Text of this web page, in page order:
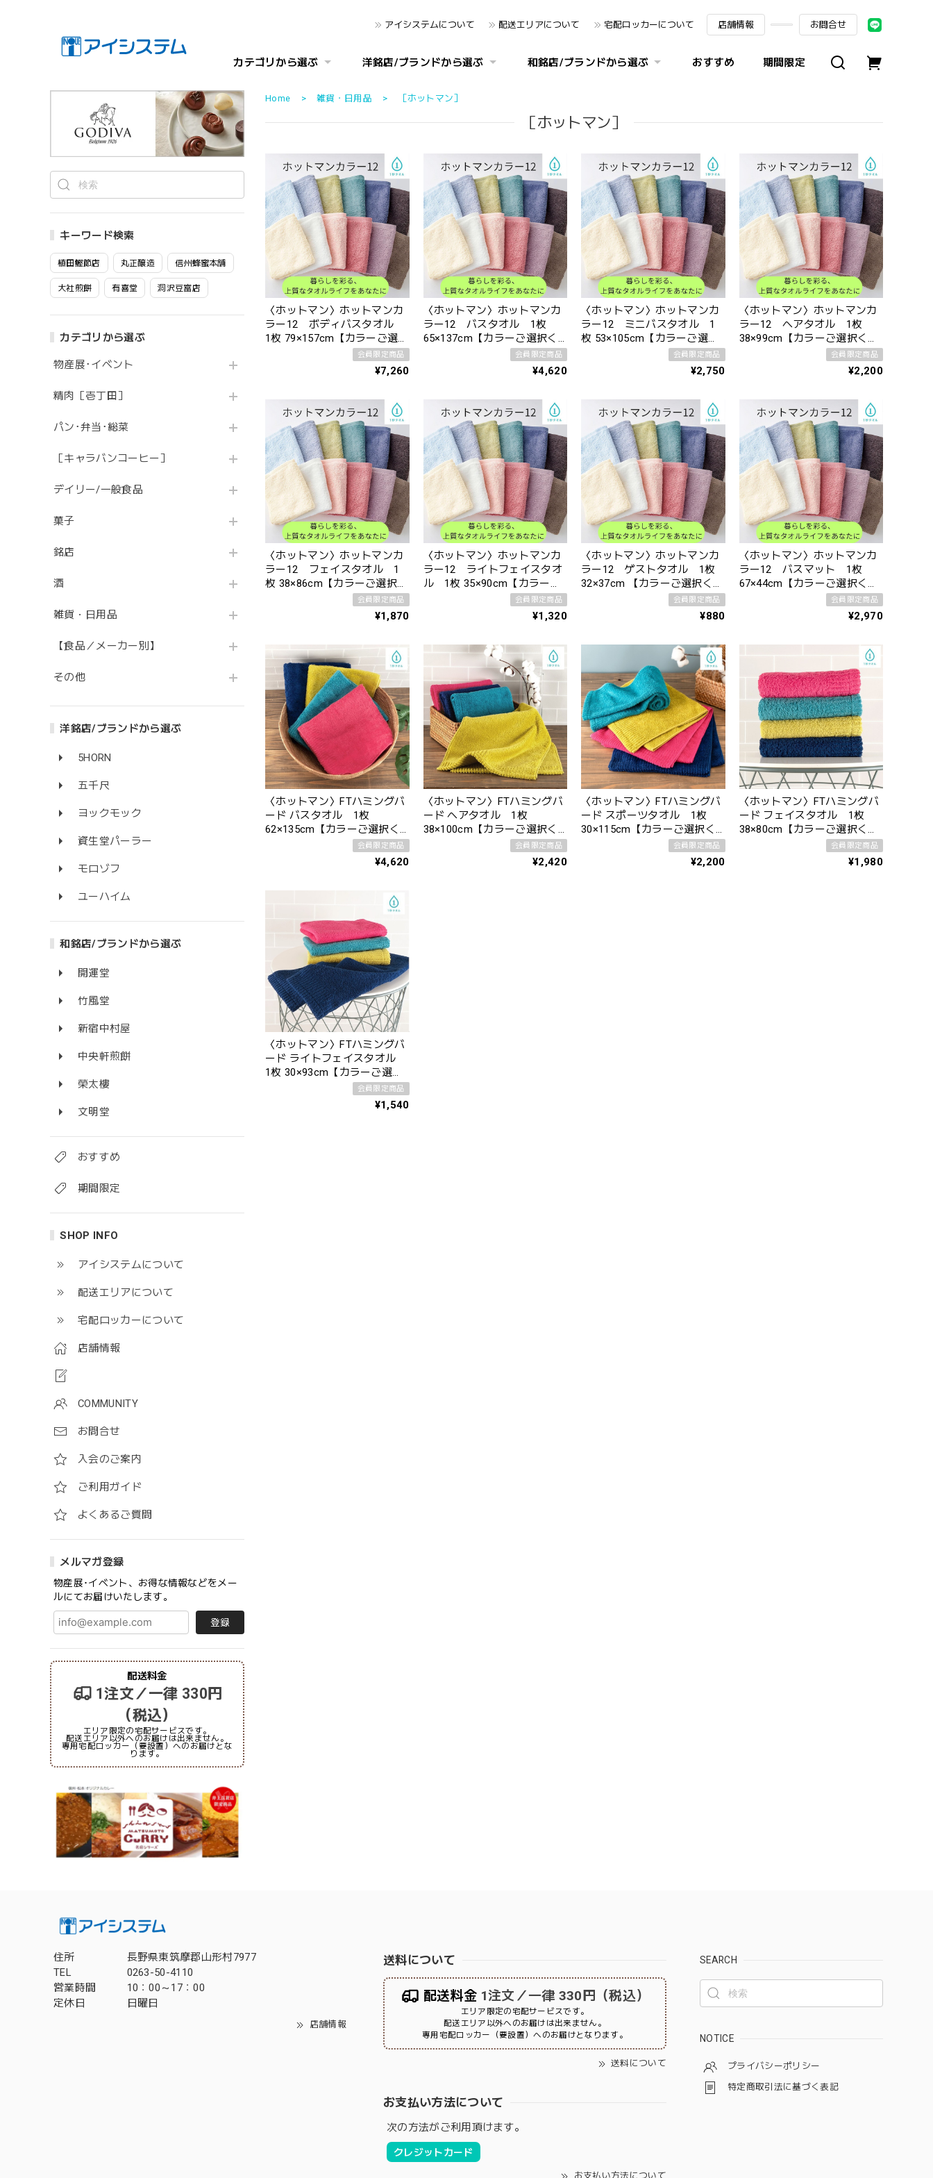
アイシステムについて 配送エリアについて 宅配ロッカーについて 店舗情報 お問合せ
カテゴリから選ぶ 洋銘店/ブランドから選ぶ 和銘店/ブランドから選ぶ おすすめ 期間限定
キーワード検索
植田鰹節店 丸正醸造 信州蜂蜜本舗
大社煎餅 有喜堂 洞沢豆富店
カテゴリから選ぶ
物産展･イベント
精肉［壱丁田］
パン･弁当･総菜
［キャラバンコーヒー］
デイリー/一般食品
菓子
銘店
酒
雑貨・日用品
【食品／メーカー別】
その他
洋銘店/ブランドから選ぶ
5HORN
五千尺
ヨックモック
資生堂パーラー
モロゾフ
ユーハイム
和銘店/ブランドから選ぶ
開運堂
竹風堂
新宿中村屋
中央軒煎餅
榮太樓
文明堂
おすすめ
期間限定
SHOP INFO
アイシステムについて
配送エリアについて
宅配ロッカーについて
店舗情報
COMMUNITY
お問合せ
入会のご案内
ご利用ガイド
よくあるご質問
メルマガ登録
物産展･イベント、お得な情報などをメー
ルにてお届けいたします。
登録
配送料金
1注文／一律 330円
（税込）
エリア限定の宅配サービスです。
配送エリア以外へのお届けは出来ません。
専用宅配ロッカー（要設置）へのお届けとな
ります。
Home 雑貨・日用品 ［ホットマン］
［ホットマン］
〈ホットマン〉ホットマンカ
ラー12 ボディバスタオル
1枚 79×157cm【カラーご選択
会員限定商品
¥7,260
〈ホットマン〉ホットマンカ
ラー12 バスタオル 1枚
65×137cm【カラーご選択く
会員限定商品
¥4,620
〈ホットマン〉ホットマンカ
ラー12 ミニバスタオル 1
枚 53×105cm【カラーご選択
会員限定商品
¥2,750
〈ホットマン〉ホットマンカ
ラー12 ヘアタオル 1枚
38×99cm【カラーご選択くだ
会員限定商品
¥2,200
〈ホットマン〉ホットマンカ
ラー12 フェイスタオル 1
枚 38×86cm【カラーご選択く
会員限定商品
¥1,870
〈ホットマン〉ホットマンカ
ラー12 ライトフェイスタオ
ル 1枚 35×90cm【カラーご
会員限定商品
¥1,320
〈ホットマン〉ホットマンカ
ラー12 ゲストタオル 1枚
32×37cm 【カラーご選択くだ
会員限定商品
¥880
〈ホットマン〉ホットマンカ
ラー12 バスマット 1枚
67×44cm【カラーご選択くだ
会員限定商品
¥2,970
〈ホットマン〉FTハミングバ
ード バスタオル 1枚
62×135cm【カラーご選択く
会員限定商品
¥4,620
〈ホットマン〉FTハミングバ
ード ヘアタオル 1枚
38×100cm【カラーご選択く
会員限定商品
¥2,420
〈ホットマン〉FTハミングバ
ード スポーツタオル 1枚
30×115cm【カラーご選択く
会員限定商品
¥2,200
〈ホットマン〉FTハミングバ
ード フェイスタオル 1枚
38×80cm【カラーご選択くだ
会員限定商品
¥1,980
〈ホットマン〉FTハミングバ
ード ライトフェイスタオル
1枚 30×93cm【カラーご選択
会員限定商品
¥1,540
住所
長野県東筑摩郡山形村7977
TEL
0263-50-4110
営業時間
10：00～17：00
定休日
日曜日
店舗情報
送料について
配送料金 1注文／一律 330円（税込）
エリア限定の宅配サービスです。
配送エリア以外へのお届けは出来ません。
専用宅配ロッカー（要設置）へのお届けとなります。
送料について
お支払い方法について
次の方法がご利用頂けます。
クレジットカード
お支払い方法について
SEARCH
NOTICE
プライバシーポリシー
特定商取引法に基づく表記